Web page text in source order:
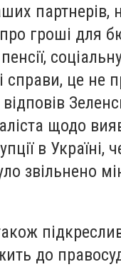
партнерів,
гроші для
справи, це не
відповів
щодо
в Україні,
звільнено
до